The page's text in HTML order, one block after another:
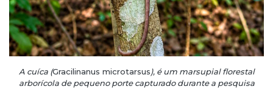
A cuíca (Gracilinanus microtarsus), é um marsupial florestal
arborícola de pequeno porte capturado durante a pesquisa